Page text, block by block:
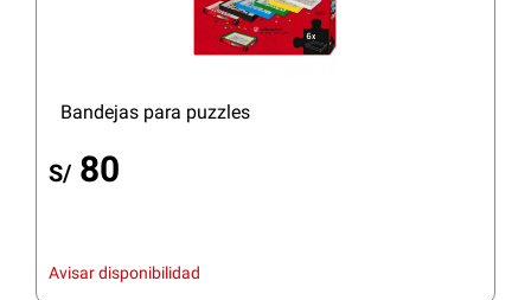
Bandejas para puzzles
S/ 80
Avisar disponibilidad